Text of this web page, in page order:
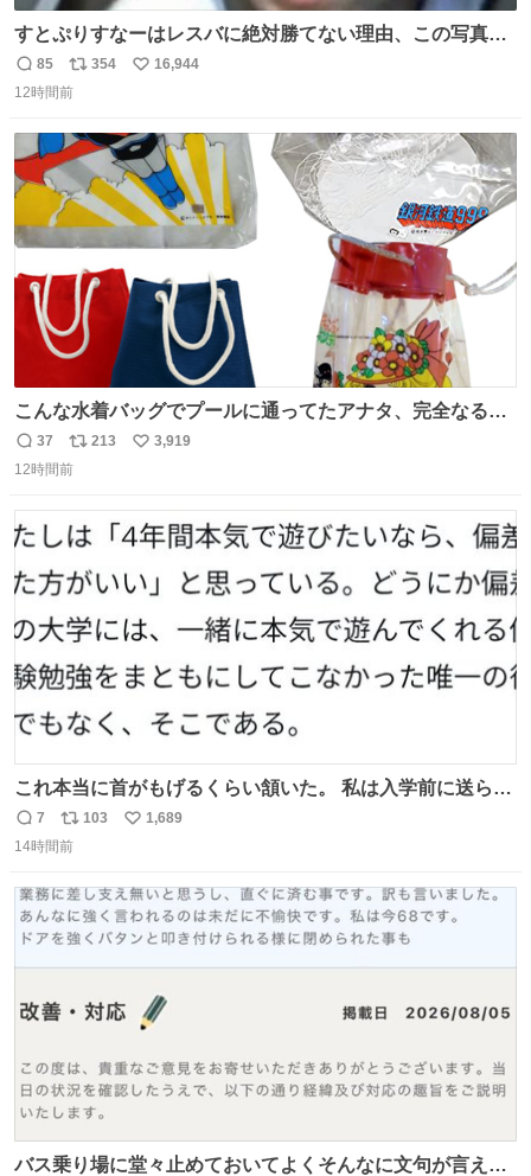
すとぷりすなーはレスバに絶対勝てない理由、この写真を
貼られると黙るしかなくなる
返
信
85
リ
ポ
ト
数
354
い
数
16,944
12時間前
こんな水着バッグでプールに通ってたアナタ、完全なる同
世代（笑） #70年代 #80年代 #昭和レトロ
返
信
37
リ
ポ
ト
数
213
い
数
3,919
12時間前
これ本当に首がもげるくらい頷いた。 私は入学前に送られ
てきた、大学のサークル紹介冊子を見た時点で終わりを感
じたので、女子大でもないくせに偏差値の高い大学のイン
た。 高偏差値に行けないならせめてそれくらいした方が予
後がいいです。 https://t.co/9nMHIrETkw
返
信
7
リ
ポ
ト
数
103
い
数
1,689
14時間前
バス乗り場に堂々止めておいてよくそんなに文句が言える